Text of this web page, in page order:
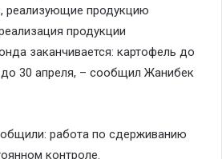
реализующие продукцию
продукции
заканчивается: картофель до
30 апреля, – сообщил Жанибек
работа по сдерживанию
контроле.